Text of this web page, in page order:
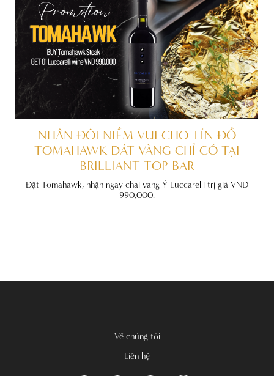
NHÂN ĐÔI NIỀM VUI CHO TÍN ĐỒ
TOMAHAWK DÁT VÀNG CHỈ CÓ TẠI
BRILLIANT TOP BAR
Đặt Tomahawk, nhận ngay chai vang Ý Luccarelli trị giá VND
990,000.
Về chúng tôi
Liên hệ